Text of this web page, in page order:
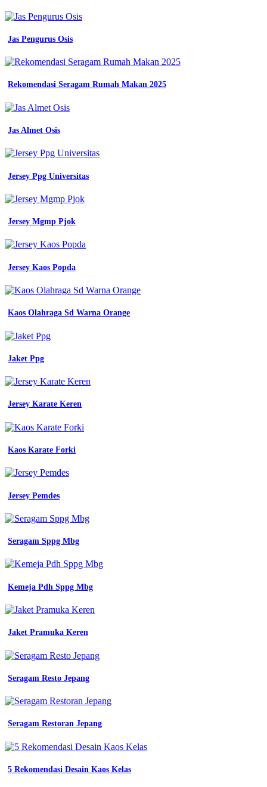
jual
kemeja
putih
lengan
pendek
polos
seragam
sd
sma
kerja
medan
seragam
kemeja
hem
seragam
kerja
khusus
warna
coklat
lengan
jual
kerja
seragam
wearpack
lapangan
wearpack
coverall
safety
seragam
baju
safety
panjang
seragam
di
seller
hattiee
shop
wanasari
jual
lolani
seragam
putih
dada
pemda
wanita
baju
seragam
kerja
Jas Pengurus Osis
Rekomendasi Seragam Rumah Makan 2025
Jas Almet Osis
Jersey Ppg Universitas
Jersey Mgmp Pjok
Jersey Kaos Popda
Kaos Olahraga Sd Warna Orange
Jaket Ppg
Jersey Karate Keren
Kaos Karate Forki
Jersey Pemdes
Seragam Sppg Mbg
Kemeja Pdh Sppg Mbg
Jaket Pramuka Keren
Seragam Resto Jepang
Seragam Restoran Jepang
5 Rekomendasi Desain Kaos Kelas